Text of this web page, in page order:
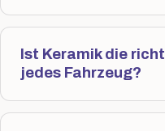
Ist Keramik die
jedes Fahrzeug?